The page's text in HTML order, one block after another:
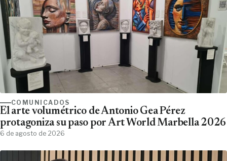
COMUNICADOS
El arte volumétrico de Antonio Gea Pérez
protagoniza su paso por Art World Marbella 2026
6 de agosto de 2026